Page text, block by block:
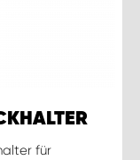
für